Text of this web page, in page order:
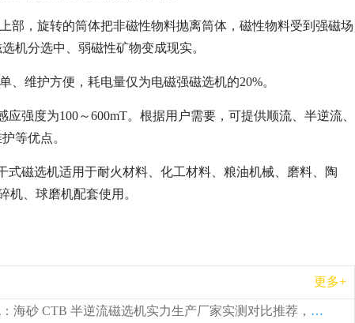
部，旋转的筒体把非磁性物料抛离筒体，磁性物料受到强磁场
机分选中、弱磁性矿物变成现实。
维护方便，耗电量仅为电磁强磁选机的20%。
强度为100～600mT。根据用户需要，可提供顺流、半逆流、
等优点。
磁选机适用于耐火材料、化工材料、粮油机械、磨料、陶
机、球磨机配套使用。
更多+
远力磁电：海砂 CTB 半逆流磁选机实力生产厂家实测对比推荐，价格及案例分析